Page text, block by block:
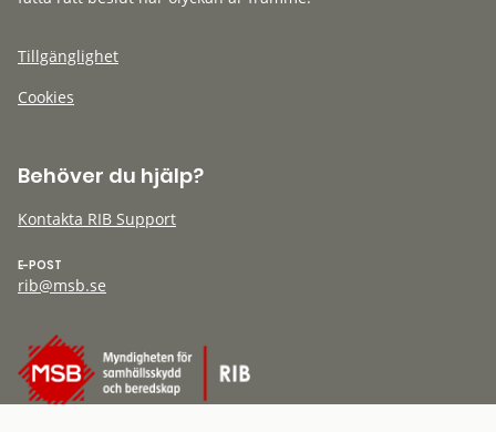
Tillgänglighet
Cookies
Behöver du hjälp?
Kontakta RIB Support
E-POST
rib@msb.se